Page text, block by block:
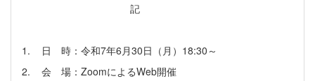
記
1. 日 時：令和7年6月30日（月）18:30～
2. 会 場：ZoomによるWeb開催